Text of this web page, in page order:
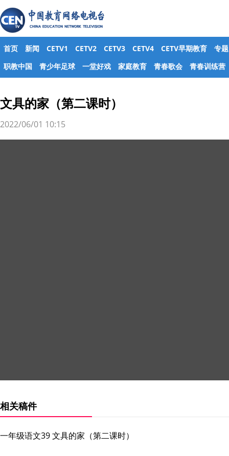
首页 新闻 CETV1 CETV2 CETV3 CETV4 CETV早期教育
专题
职教中国
青少年足球 一堂好戏 家庭教育 青春歌会 青春训练营
文具的家（第二课时）
2022/06/01 10:15
相关稿件
一年级语文39 文具的家（第二课时）